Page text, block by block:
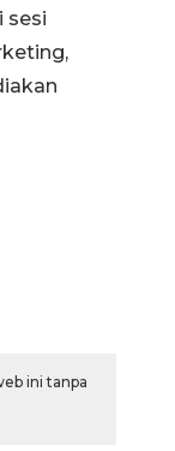
sesi
ini tanpa